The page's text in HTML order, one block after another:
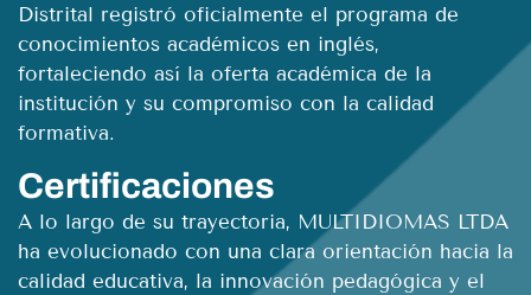
Distrital registró oficialmente el programa de
conocimientos académicos en inglés,
fortaleciendo así la oferta académica de la
institución y su compromiso con la calidad
formativa.
Certificaciones
A lo largo de su trayectoria, MULTIDIOMAS LTDA
ha evolucionado con una clara orientación hacia la
calidad educativa, la innovación pedagógica y el